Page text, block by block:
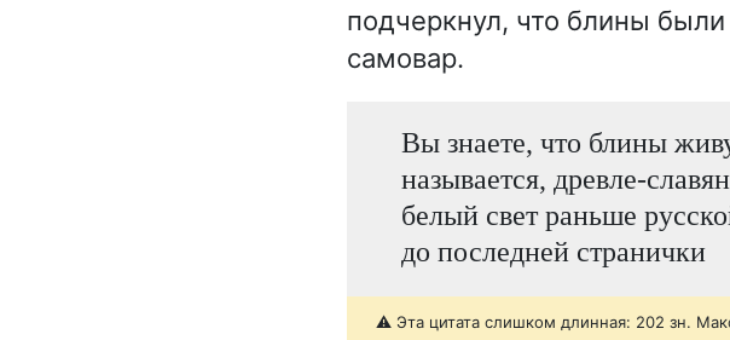
подчеркнул, что блины
самовар.
Вы знаете, что блины
называется, древле-
белый свет раньше
до последней странички
⚠️ Эта цитата слишком длинная: 202 зн.